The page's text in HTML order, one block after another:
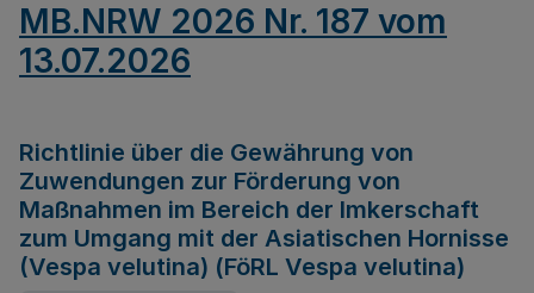
MB.NRW 2026 Nr. 187 vom
13.07.2026
Richtlinie über die Gewährung von
Zuwendungen zur Förderung von
Maßnahmen im Bereich der Imkerschaft
zum Umgang mit der Asiatischen Hornisse
(Vespa velutina) (FöRL Vespa velutina)